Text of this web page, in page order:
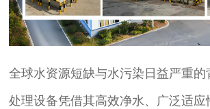
全球水资源短缺与水污染日益严重的
处理设备凭借其高效净水、广泛适应